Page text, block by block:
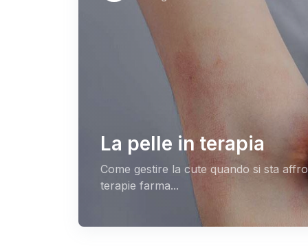
La pelle in terapia
Come gestire la cute quando si sta
terapie farma...